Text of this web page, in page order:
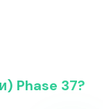
Phase 37?